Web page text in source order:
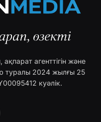
агенттігін және
туралы 2024 жылғы 25
куәлік.